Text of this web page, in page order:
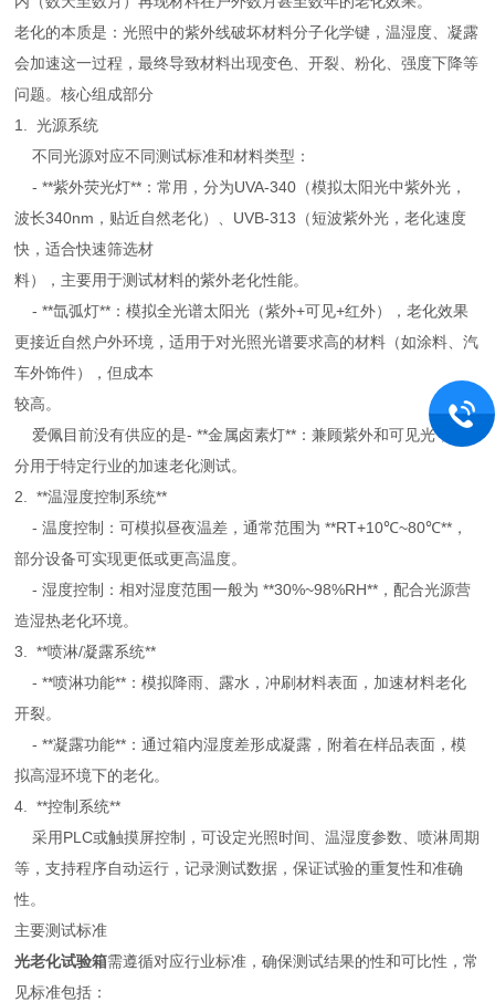
老化的本质是：光照中的紫外线破坏材料分子化学键，温湿度、凝露
会加速这一过程，最终导致材料出现变色、开裂、粉化、强度下降等
问题。核心组成部分
1. 光源系统
不同光源对应不同测试标准和材料类型：
- **紫外荧光灯**：常用，分为UVA-340（模拟太阳光中紫外光，
波长340nm，贴近自然老化）、UVB-313（短波紫外光，老化速度
快，适合快速筛选材
料），主要用于测试材料的紫外老化性能。
- **氙弧灯**：模拟全光谱太阳光（紫外+可见+红外），老化效果
更接近自然户外环境，适用于对光照光谱要求高的材料（如涂料、汽
车外饰件），但成本
较高。
爱佩目前没有供应的是- **金属卤素灯**：兼顾紫外和可见光，部
分用于特定行业的加速老化测试。
2. **温湿度控制系统**
- 温度控制：可模拟昼夜温差，通常范围为 **RT+10℃~80℃**，
部分设备可实现更低或更高温度。
- 湿度控制：相对湿度范围一般为 **30%~98%RH**，配合光源营
造湿热老化环境。
3. **喷淋/凝露系统**
- **喷淋功能**：模拟降雨、露水，冲刷材料表面，加速材料老化
开裂。
- **凝露功能**：通过箱内湿度差形成凝露，附着在样品表面，模
拟高湿环境下的老化。
4. **控制系统**
采用PLC或触摸屏控制，可设定光照时间、温湿度参数、喷淋周期
等，支持程序自动运行，记录测试数据，保证试验的重复性和准确
性。
主要测试标准
光老化试验箱需遵循对应行业标准，确保测试结果的性和可比性，常
见标准包括：